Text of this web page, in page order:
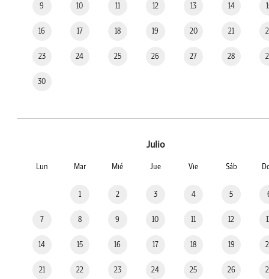
9 10 11 12 13 14
16 17 18 19 20 21
23 24 25 26 27 28
30
Julio
Lun Mar Mié Jue Vie Sáb
1 2 3 4 5
7 8 9 10 11 12
14 15 16 17 18 19
21 22 23 24 25 26